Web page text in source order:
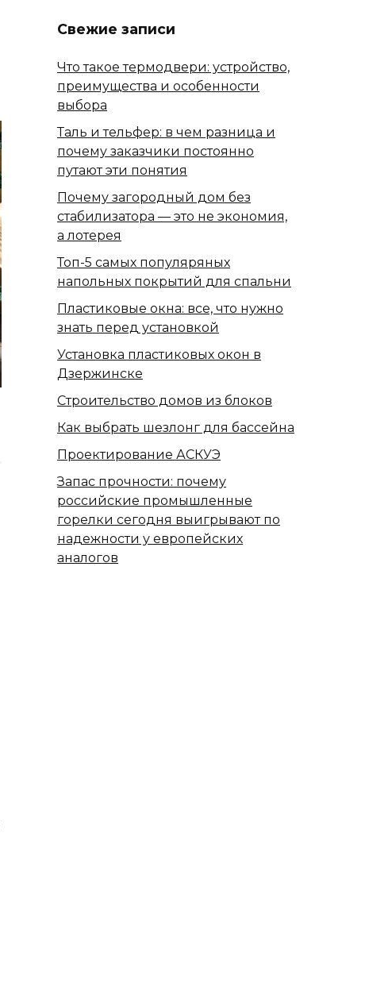
Свежие записи
Что такое термодвери: устройство,
преимущества и особенности
выбора
Таль и тельфер: в чем разница и
почему заказчики постоянно
путают эти понятия
Почему загородный дом без
стабилизатора — это не экономия,
а лотерея
Топ-5 самых популяряных
напольных покрытий для спальни
Пластиковые окна: все, что нужно
знать перед установкой
Установка пластиковых окон в
Дзержинске
Строительство домов из блоков
Как выбрать шезлонг для бассейна
Проектирование АСКУЭ
Запас прочности: почему
российские промышленные
горелки сегодня выигрывают по
надежности у европейских
аналогов